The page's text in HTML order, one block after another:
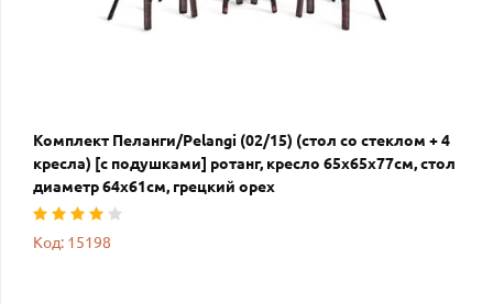
Комплект Пеланги/Pelangi (02/15) (стол со стеклом + 4
кресла) [с подушками] ротанг, кресло 65х65х77см, стол
диаметр 64х61см, грецкий орех
Код: 15198